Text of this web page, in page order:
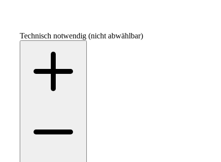
Technisch notwendig (nicht abwählbar)